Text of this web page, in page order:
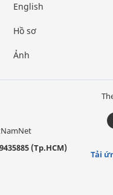
English
Hồ sơ
Ảnh
(Tp.HCM)
Tải